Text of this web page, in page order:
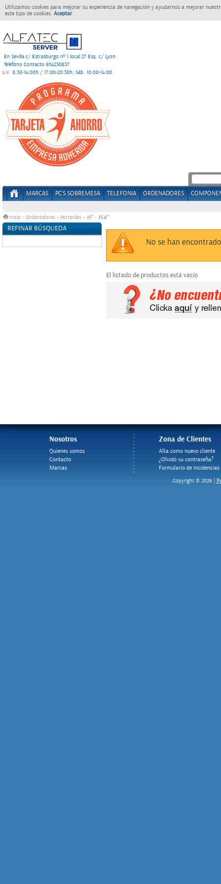
Utilizamos cookies para mejorar su experiencia de navegación y ayudarnos a mejorar
este tipo de cookies. Aceptar
En Sevilla c/ Estrasburgo nº 1 local 27 Esq. c/ Lyon
Teléfono Contacto 954230837
L-V 8:30-14:00h / 17:00-20:30h; Sáb. 10:00-14:00
MARCAS PC'S SOBREMESA TELEFONIA ORDENADORES
Inicio > Ordenadores » Portatiles » 15" - 15.6"
REFINAR BÚSQUEDA
No se han
El listado de productos está vacío
Nosotros
Quienes somos
Contacto
Marcas
Zona de Clientes
Alta como nuevo cliente
¿Olvidó su contraseña?
Formulario de Incidencias
Copyright © 2026 |